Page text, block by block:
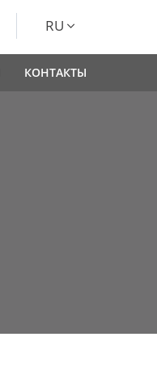
RU
КОНТАКТЫ